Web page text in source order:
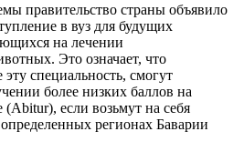
правительство страны объявило
в вуз для будущих
на лечении
Это означает, что
специальность, смогут
более низких баллов на
(Abitur), если возьмут на себя
определенных регионах Баварии